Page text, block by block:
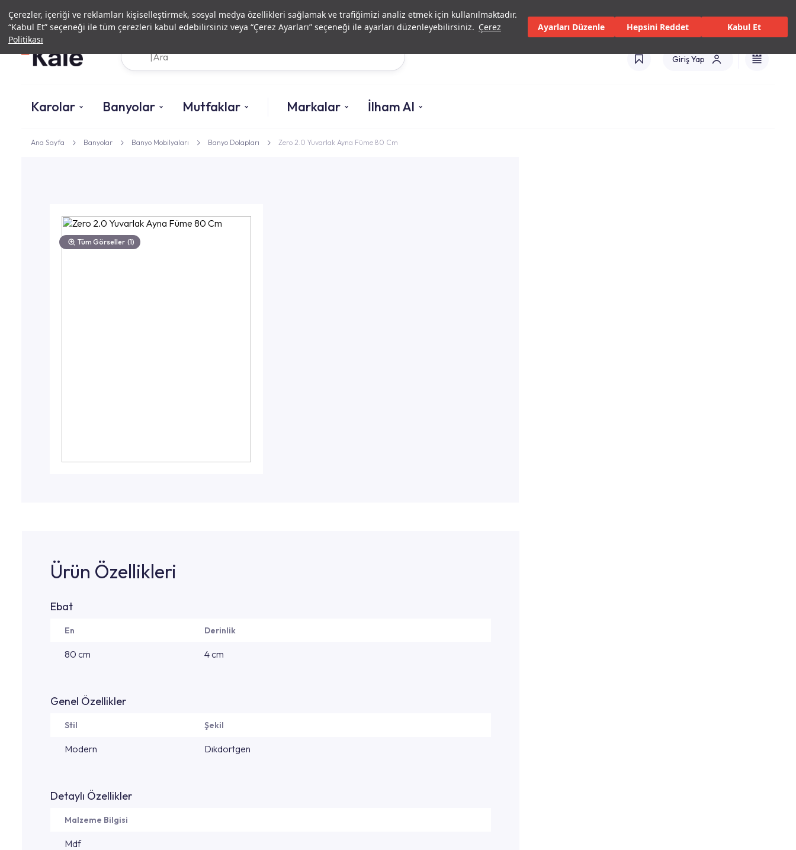
Çerezler, içeriği ve reklamları kişiselleştirmek, sosyal medya özellikleri sağlamak ve trafiğimizi analiz etmek için kullanılmaktadır.
“Kabul Et” seçeneği ile tüm çerezleri kabul edebilirsiniz veya “Çerez Ayarları” seçeneği ile ayarları düzenleyebilirsiniz. Çerez
Politikası
Ayarları Düzenle Hepsini Reddet Kabul Et
Yatırımcı İlişkileriYetkili Servisler ve HizmetlerMağazalarKataloglar Türkiye(TR)
Ara Giriş Yap
Karolar Banyolar Mutfaklar Markalar İlham Al
Ana Sayfa Banyolar Banyo Mobilyaları Banyo Dolapları Zero 2.0 Yuvarlak Ayna Füme 80 Cm
Tüm Görseller (1)
Ürün Özellikleri
Ebat
En Derinlik
80 cm 4 cm
Genel Özellikler
Stil Şekil
Modern Dıkdortgen
Detaylı Özellikler
Malzeme Bilgisi
Mdf